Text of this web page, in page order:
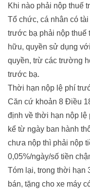
Khi nào phải nộp thuế
Tổ chức, cá nhân có
trước bạ phải nộp thuế
hữu, quyền sử dụng
quyền, trừ các trường
trước bạ.
Thời hạn nộp lệ phí
Căn cứ khoản 8 Điều
định về thời hạn nộp lệ
kể từ ngày ban hành
chưa nộp thì phải nộp
0,05%/ngày/số tiền
Tóm lại, trong thời hạn
bán, tặng cho xe máy